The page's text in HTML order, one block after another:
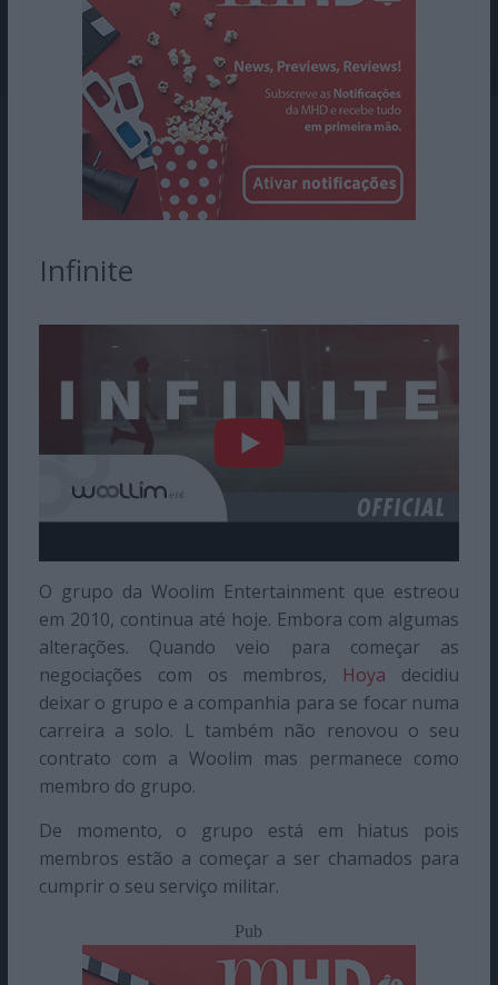
Infinite
O grupo da Woolim Entertainment que estreou
em 2010, continua até hoje. Embora com algumas
alterações. Quando veio para começar as
negociações com os membros, Hoya decidiu
deixar o grupo e a companhia para se focar numa
carreira a solo. L também não renovou o seu
contrato com a Woolim mas permanece como
membro do grupo.
De momento, o grupo está em hiatus pois
membros estão a começar a ser chamados para
cumprir o seu serviço militar.
Pub